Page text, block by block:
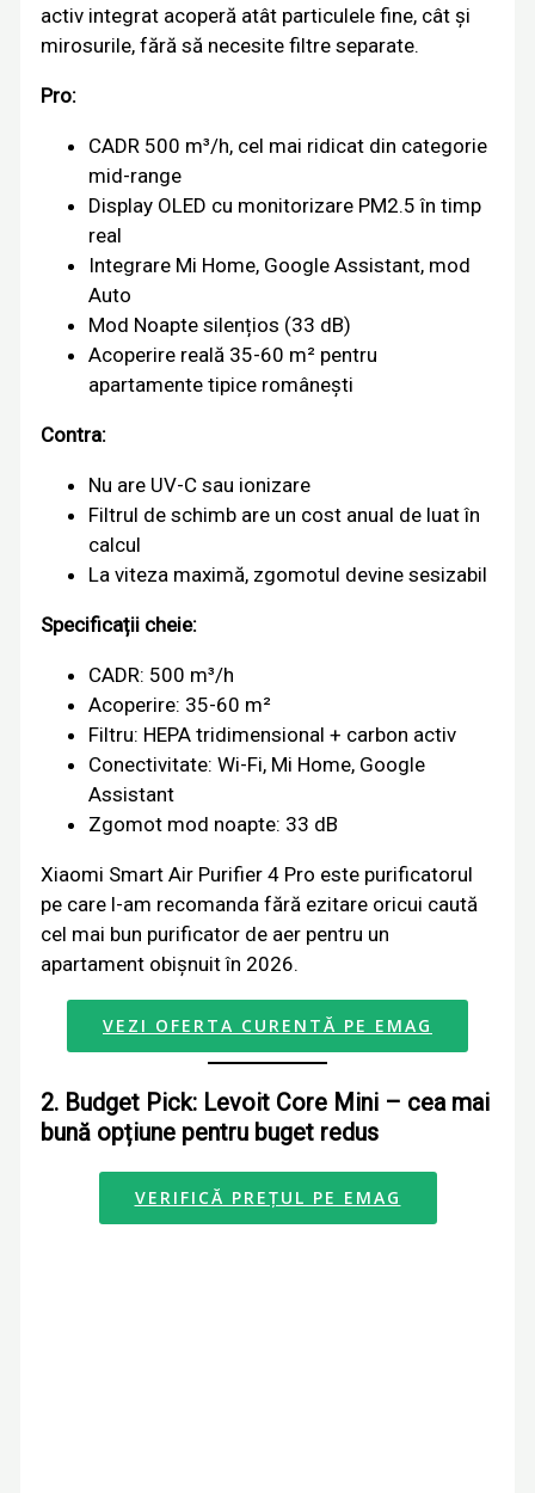
activ integrat acoperă atât particulele fine, cât și
mirosurile, fără să necesite filtre separate.
Pro:
CADR 500 m³/h, cel mai ridicat din categorie
mid-range
Display OLED cu monitorizare PM2.5 în timp
real
Integrare Mi Home, Google Assistant, mod
Auto
Mod Noapte silențios (33 dB)
Acoperire reală 35-60 m² pentru
apartamente tipice românești
Contra:
Nu are UV-C sau ionizare
Filtrul de schimb are un cost anual de luat în
calcul
La viteza maximă, zgomotul devine sesizabil
Specificații cheie:
CADR: 500 m³/h
Acoperire: 35-60 m²
Filtru: HEPA tridimensional + carbon activ
Conectivitate: Wi-Fi, Mi Home, Google
Assistant
Zgomot mod noapte: 33 dB
Xiaomi Smart Air Purifier 4 Pro este purificatorul
pe care l-am recomanda fără ezitare oricui caută
cel mai bun purificator de aer pentru un
apartament obișnuit în 2026.
VEZI OFERTA CURENTĂ PE EMAG
2. Budget Pick: Levoit Core Mini – cea mai
bună opțiune pentru buget redus
VERIFICĂ PREȚUL PE EMAG